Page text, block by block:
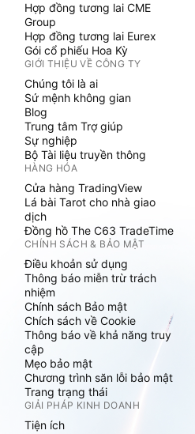
Hợp đồng tương lai CME
Group
Hợp đồng tương lai Eurex
Gói cổ phiếu Hoa Kỳ
GIỚI THIỆU VỀ CÔNG TY
Chúng tôi là ai
Sứ mệnh không gian
Blog
Trung tâm Trợ giúp
Sự nghiệp
Bộ Tài liệu truyền thông
HÀNG HÓA
Cửa hàng TradingView
Lá bài Tarot cho nhà giao
dịch
Đồng hồ The C63 TradeTime
CHÍNH SÁCH & BẢO MẬT
Điều khoản sử dụng
Thông báo miễn trừ trách
nhiệm
Chính sách Bảo mật
Chích sách về Cookie
Thông báo về khả năng truy
cập
Mẹo bảo mật
Chương trình săn lỗi bảo mật
Trang trạng thái
GIẢI PHÁP KINH DOANH
Tiện ích